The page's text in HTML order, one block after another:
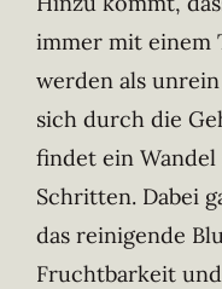
immer mit einem
werden als
sich durch die
findet ein
Schritten. Dabei
das reinigende
Fruchtbarkeit